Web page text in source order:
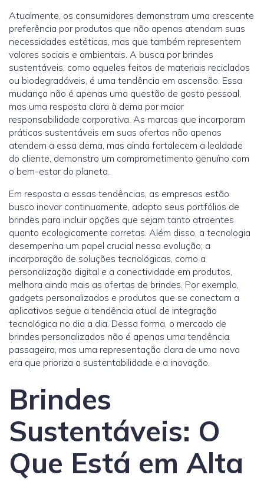
Atualmente, os consumidores demonstram uma crescente
preferência por produtos que não apenas atendam suas
necessidades estéticas, mas que também representem
valores sociais e ambientais. A busca por brindes
sustentáveis, como aqueles feitos de materiais reciclados
ou biodegradáveis, é uma tendência em ascensão. Essa
mudança não é apenas uma questão de gosto pessoal,
mas uma resposta clara à dema por maior
responsabilidade corporativa. As marcas que incorporam
práticas sustentáveis em suas ofertas não apenas
atendem a essa dema, mas ainda fortalecem a lealdade
do cliente, demonstro um comprometimento genuíno com
o bem-estar do planeta.
Em resposta a essas tendências, as empresas estão
busco inovar continuamente, adapto seus portfólios de
brindes para incluir opções que sejam tanto atraentes
quanto ecologicamente corretas. Além disso, a tecnologia
desempenha um papel crucial nessa evolução; a
incorporação de soluções tecnológicas, como a
personalização digital e a conectividade em produtos,
melhora ainda mais as ofertas de brindes. Por exemplo,
gadgets personalizados e produtos que se conectam a
aplicativos segue a tendência atual de integração
tecnológica no dia a dia. Dessa forma, o mercado de
brindes personalizados não é apenas uma tendência
passageira, mas uma representação clara de uma nova
era que prioriza a sustentabilidade e a inovação.
Brindes
Sustentáveis: O
Que Está em Alta